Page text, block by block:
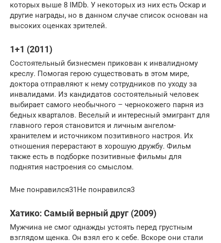
которых выше 8 IMDb. У некоторых из них есть Оскар и
другие награды, но в данном случае список основан на
высоких оценках зрителей.
1+1 (2011)
Состоятельный бизнесмен прикован к инвалидному
креслу. Помогая герою существовать в этом мире,
доктора отправляют к нему сотрудников по уходу за
инвалидами. Из кандидатов состоятельный человек
выбирает самого необычного – чернокожего парня из
бедных кварталов. Веселый и интересный эмигрант для
главного героя становится и личным ангелом-
хранителем и источником позитивного настроя. Их
отношения перерастают в хорошую дружбу. Фильм
также есть в подборке позитивные фильмы для
поднятия настроения со смыслом.
Мне понравился31Не понравился3
Хатико: Самый верный друг (2009)
Мужчина не смог однажды устоять перед грустным
взглядом щенка. Он взял его к себе. Вскоре они стали